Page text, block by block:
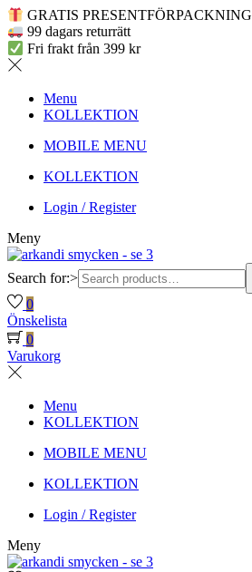
GRATIS PRESENTFÖRPACKNING
99 dagars returrätt
Fri frakt från 399 kr
Menu
KOLLEKTION
MOBILE MENU
KOLLEKTION
Login / Register
Meny
Search for:>
0
Önskelista
0
Varukorg
Menu
KOLLEKTION
MOBILE MENU
KOLLEKTION
Login / Register
Meny